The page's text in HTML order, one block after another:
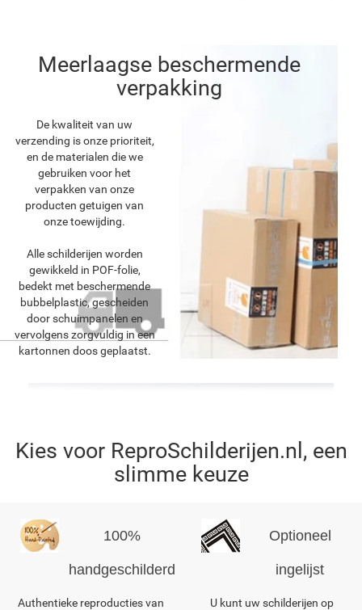
Meerlaagse beschermende
verpakking
De kwaliteit van uw
verzending is onze prioriteit,
en de materialen die we
gebruiken voor het
verpakken van onze
producten getuigen van
onze toewijding.
Alle schilderijen worden
gewikkeld in POF-folie,
bedekt met beschermende
bubbelplastic, gescheiden
door schuimpanelen en
vervolgens zorgvuldig in een
kartonnen doos geplaatst.
Kies voor ReproSchilderijen.nl, een
slimme keuze
100%
handgeschilderd
Authentieke reproducties van
Optioneel
ingelijst
U kunt uw schilderijen op